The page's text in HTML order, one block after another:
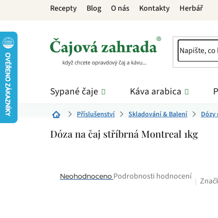
Recepty Blog O nás Kontakty Herbář
Sypané čaje Káva arabica
Domů Příslušenství Skladování & Balení Dózy
Dóza na čaj stříbrná Montreal 1kg
Průměrné
Neohodnoceno Podrobnosti hodnocení